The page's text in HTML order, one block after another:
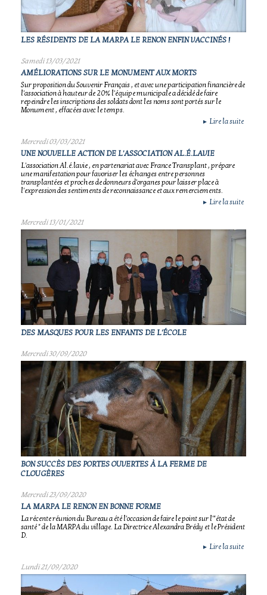
LES RÉSIDENTS DE LA MARPA LE RENON ENFIN VACCINÉS !
Samedi 13/03/2021
AMÉLIORATIONS SUR LE MONUMENT AUX MORTS
Sur proposition du Souvenir Français , et avec une participation financière de
l'association à hauteur de 20% l'équipe municipale a décidé de faire
repeindre les inscriptions des soldats dont les noms sont portés sur le
Monument , effacées avec le temps.
► Lire la suite
Mercredi 03/03/2021
UNE NOUVELLE ACTION DE L'ASSOCIATION AL.É.LAVIE
L'association Al.é.lavie , en partenariat avec France Transplant , prépare
une manifestation pour favoriser les échanges entre personnes
transplantées et proches de donneurs d'organes pour laisser place à
l'expression des sentiments de reconnaissance et aux remerciements.
► Lire la suite
Mercredi 13/01/2021
DES MASQUES POUR LES ENFANTS DE L'ÉCOLE
Mercredi 30/09/2020
BON SUCCÈS DES PORTES OUVERTES À LA FERME DE
CLOUGÈRES
Mercredi 23/09/2020
LA MARPA LE RENON EN BONNE FORME
La récente réunion du Bureau a été l'occasion de faire le point sur l'"état de
santé " de la MARPA du village. La Directrice Alexandra Brédy et le Président
D.
► Lire la suite
Lundi 21/09/2020